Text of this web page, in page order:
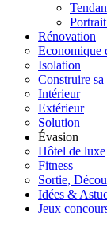
Rénovation
Economique
Isolation
Construire sa
Intérieur
Extérieur
Solution
Évasion
Hôtel de luxe
Fitness
Sortie,
Idées &
Jeux